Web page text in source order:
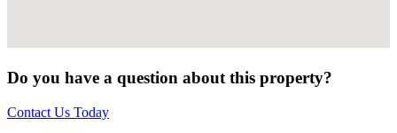
Do you have a question about this property?
Contact Us Today